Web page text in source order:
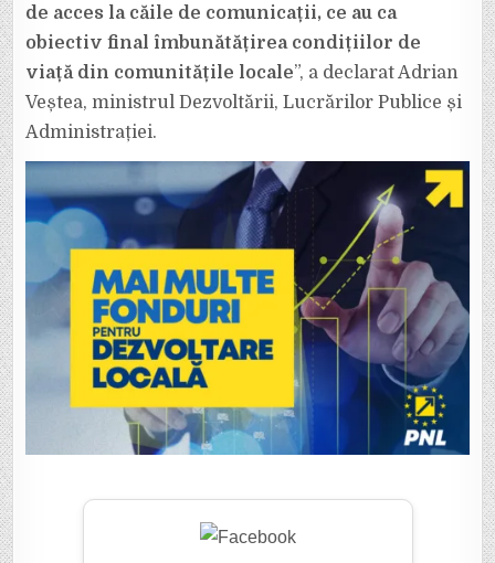
de acces la căile de comunicații, ce au ca
obiectiv final îmbunătățirea condițiilor de
viață din comunitățile locale”, a declarat Adrian
Veștea, ministrul Dezvoltării, Lucrărilor Publice și
Administrației.